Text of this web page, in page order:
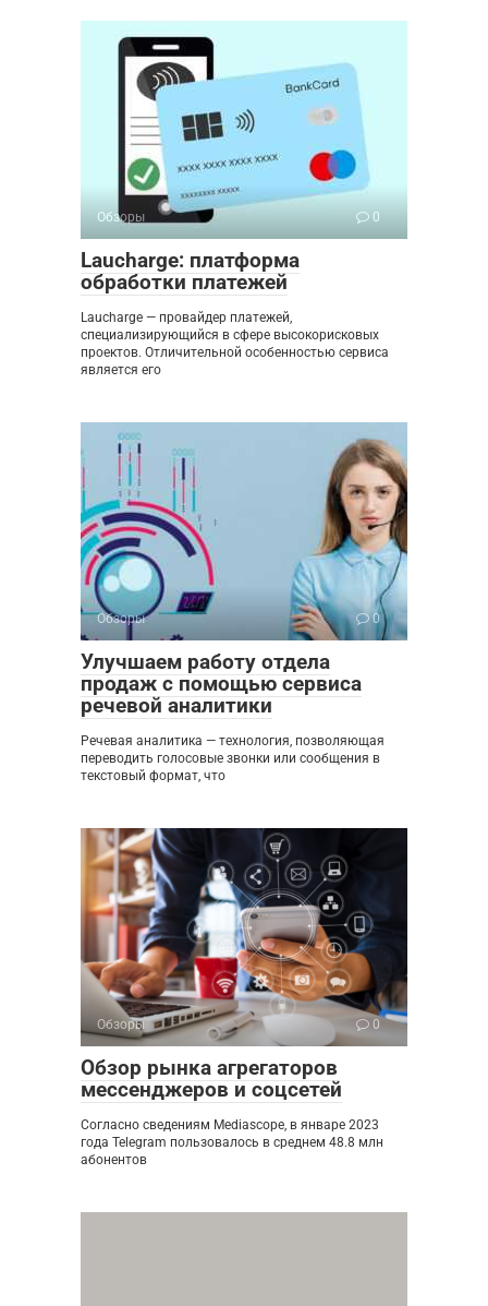
Обзоры 0
Laucharge: платформа
обработки платежей
Laucharge — провайдер платежей,
специализирующийся в сфере высокорисковых
проектов. Отличительной особенностью сервиса
является его
Обзоры 0
Улучшаем работу отдела
продаж с помощью сервиса
речевой аналитики
Речевая аналитика — технология, позволяющая
переводить голосовые звонки или сообщения в
текстовый формат, что
Обзоры 0
Обзор рынка агрегаторов
мессенджеров и соцсетей
Согласно сведениям Mediascope, в январе 2023
года Telegram пользовалось в среднем 48.8 млн
абонентов